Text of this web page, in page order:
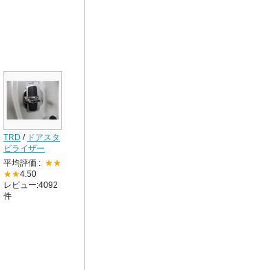
TRD / ドアスタ
ビライザー
平均評価 : ★★
★★4.50
レビュー:4092
件